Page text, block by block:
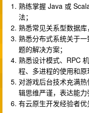
熟练掌握 Java 或
法；
熟悉常见关系型数据库
熟悉分布式系统关于
题的解决方案；
熟悉设计模式、RPC
程、多进程的使用和原
对游戏后台技术充满
辑思维严谨，表达能力
有云原生开发经验者优